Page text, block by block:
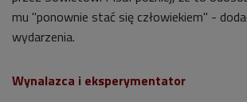
mu "ponownie stać się człowiekiem" -
wydarzenia.
Wynalazca i eksperymentator